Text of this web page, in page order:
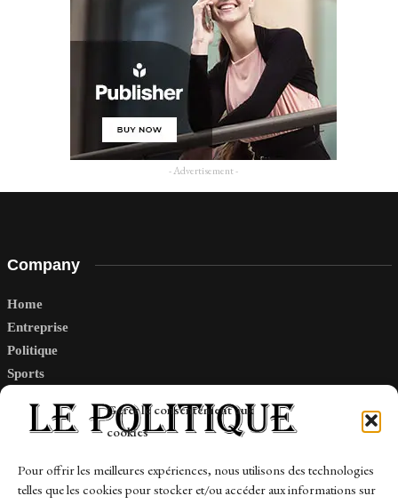
Gérer le consentement aux
cookies
Pour offrir les meilleures expériences, nous utilisons des technologies
telles que les cookies pour stocker et/ou accéder aux informations sur
- Advertisement -
Company
Home
Entreprise
Politique
Sports